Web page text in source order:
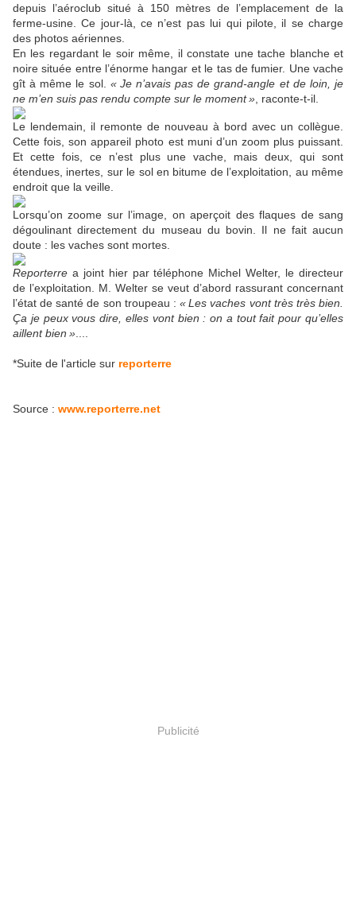
depuis l’aéroclub situé à 150 mètres de l’emplacement de la
ferme-usine. Ce jour-là, ce n’est pas lui qui pilote, il se charge
des photos aériennes.
En les regardant le soir même, il constate une tache blanche et
noire située entre l’énorme hangar et le tas de fumier. Une vache
gît à même le sol. « Je n’avais pas de grand-angle et de loin, je
ne m’en suis pas rendu compte sur le moment» , raconte-t-il.
Le lendemain, il remonte de nouveau à bord avec un collègue.
Cette fois, son appareil photo est muni d’un zoom plus puissant.
Et cette fois, ce n’est plus une vache, mais deux, qui sont
étendues, inertes, sur le sol en bitume de l’exploitation, au même
endroit que la veille.
Lorsqu’on zoome sur l’image, on aperçoit des flaques de sang
dégoulinant directement du museau du bovin. Il ne fait aucun
doute : les vaches sont mortes.
Reporterre a joint hier par téléphone Michel Welter, le directeur
de l’exploitation. M. Welter se veut d’abord rassurant concernant
l’état de santé de son troupeau :« Les vaches vont très très bien.
Ça je peux vous dire, elles vont bien : on a tout fait pour qu’elles
aillent bien »
*Suite de l'article sur reporterre
Source : www.reporterre.net
Publicité